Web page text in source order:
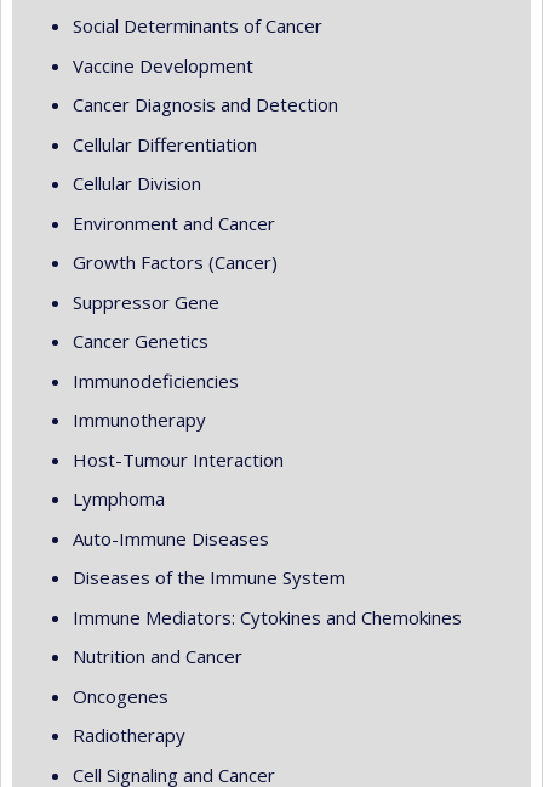
Social Determinants of Cancer
Vaccine Development
Cancer Diagnosis and Detection
Cellular Differentiation
Cellular Division
Environment and Cancer
Growth Factors (Cancer)
Suppressor Gene
Cancer Genetics
Immunodeficiencies
Immunotherapy
Host-Tumour Interaction
Lymphoma
Auto-Immune Diseases
Diseases of the Immune System
Immune Mediators: Cytokines and Chemokines
Nutrition and Cancer
Oncogenes
Radiotherapy
Cell Signaling and Cancer